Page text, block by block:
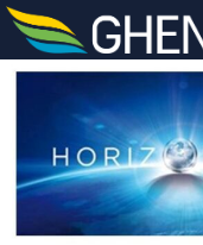
Skip
content